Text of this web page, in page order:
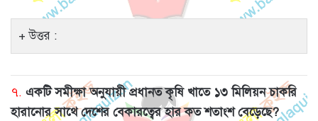
উত্তর :
৭. একটি সমীক্ষা অনুযায়ী প্রধানত কৃষি খাতে ১৩ মিলিয়ন চাকরি
হারানোর সাথে দেশের বেকারত্বের হার কত শতাংশ বেড়েছে?